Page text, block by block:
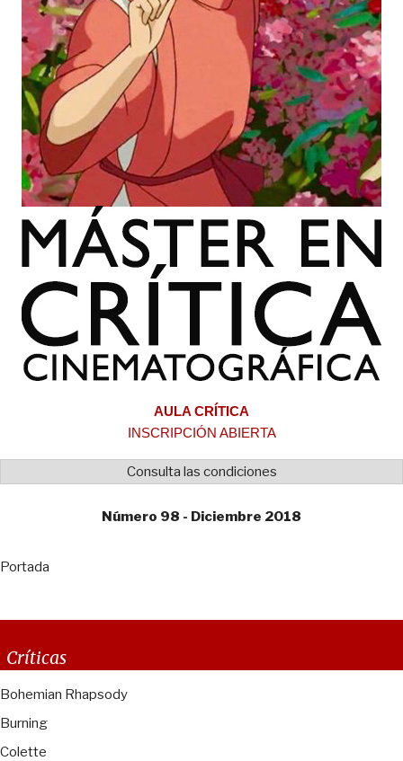
AULA CRÍTICA
INSCRIPCIÓN ABIERTA
Consulta las condiciones
Número 98 - Diciembre 2018
Portada
Críticas
Bohemian Rhapsody
Burning
Colette